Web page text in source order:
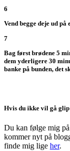
6
Vend begge deje ud
7
Bag først brødene 5
dem yderligere 30
banke på bunden, det
Hvis du ikke vil gå
Du kan følge mig
kommer nyt på
finde mig lige her.